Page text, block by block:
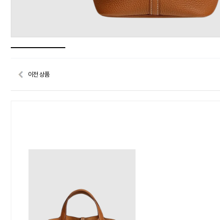
이전 상품